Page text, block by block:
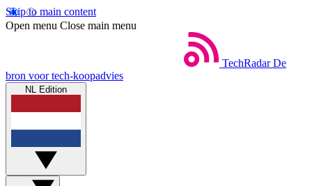
Skip to main content
Open menu Close main menu
TechRadar De
bron voor tech-koopadvies
NL Edition